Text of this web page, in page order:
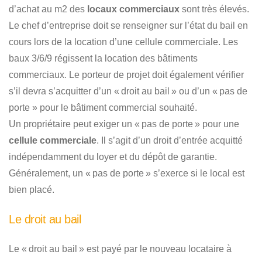
d’achat au m2 des locaux commerciaux sont très élevés.
Le chef d’entreprise doit se renseigner sur l’état du bail en
cours lors de la location d’une cellule commerciale. Les
baux 3/6/9 régissent la location des bâtiments
commerciaux. Le porteur de projet doit également vérifier
s’il devra s’acquitter d’un « droit au bail » ou d’un « pas de
porte » pour le bâtiment commercial souhaité.
Un propriétaire peut exiger un « pas de porte » pour une
cellule commerciale. Il s’agit d’un droit d’entrée acquitté
indépendamment du loyer et du dépôt de garantie.
Généralement, un « pas de porte » s’exerce si le local est
bien placé.
Le droit au bail
Le « droit au bail » est payé par le nouveau locataire à